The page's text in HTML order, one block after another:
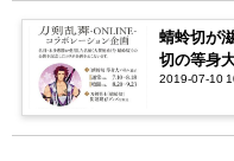
蜻蛉切が
切の等身
2019-07-10